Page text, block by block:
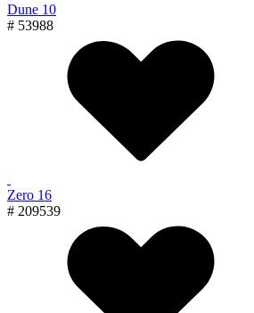
Dune 10
# 53988
Zero 16
# 209539